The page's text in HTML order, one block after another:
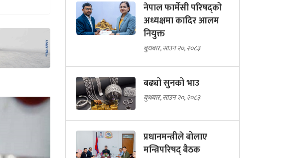
नेपाल फार्मेसी परिषद्को
अध्यक्षमा कादिर आलम
नियुक्त
बुधबार, साउन २०, २०८३
बढ्यो सुनको भाउ
बुधबार, साउन २०, २०८३
प्रधानमन्त्रीले बोलाए
मन्त्रिपरिषद् बैठक